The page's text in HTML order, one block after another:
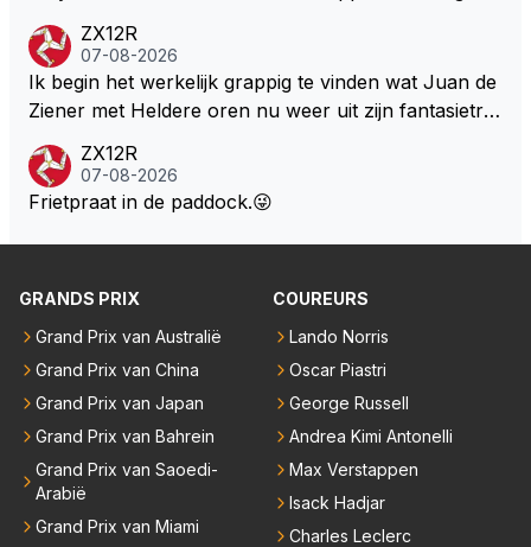
ZX12R
07-08-2026
Ik begin het werkelijk grappig te vinden wat Juan de
Ziener met Heldere oren nu weer uit zijn fantasietro
zijn eigen lege geest, of, hij behoort tot de intimi van
Team Verstappen...., Praten doet ie in iedergeval ma
ZX12R
07-08-2026
Frietpraat in de paddock.😜
GRANDS PRIX
Grand Prix van Australië
Grand Prix van China
Grand Prix van Japan
Grand Prix van Bahrein
Grand Prix van Saoedi-
Arabië
Grand Prix van Miami
COUREURS
Lando Norris
Oscar Piastri
George Russell
Andrea Kimi Antonelli
Max Verstappen
Isack Hadjar
Charles Leclerc